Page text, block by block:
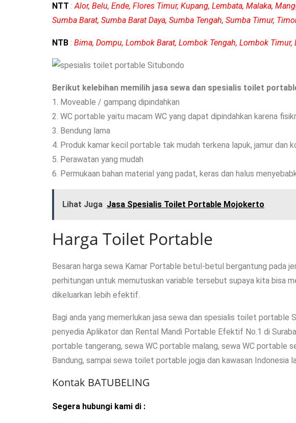
NTT : Alor, Belu, Ende, Flores Timur, Kupang, Lembata, Malaka,
Sumba Barat, Sumba Barat Daya, Sumba Tengah, Sumba Timur,
NTB : Bima, Dompu, Lombok Barat, Lombok Tengah, Lombok
Berikut kelebihan memilih jasa sewa dan spesialis toilet
1. Moveable / gampang dipindahkan
2. WC portable yaitu macam WC yang dapat dipindahkan karena
3. Bendung lama
4. Produk kamar kecil portable tak mudah terkena lapuk, jamur dan
5. Perawatan yang mudah
6. Permukaan bahan material yang padat, keras dan halus
Lihat Juga Jasa Spesialis Toilet Portable Mojokerto
Harga Toilet Portable
Besaran harga sewa Kamar Portable betul-betul bergantung pada
perhitungan untuk memutuskan variable tersebut supaya kita bisa
dikeluarkan lebih efektif.
Bagi anda yang memerlukan jasa sewa dan spesialis toilet portable
penyedia Aplikator dan Rental Mandi Portable Efektif No.1 di
portable tangerang, sewa WC portable malang, sewa WC portable
Bandung, sampai sewa toilet portable jogja dan kawasan Indonesia
Kontak BATUBELING
Segera hubungi kami di :